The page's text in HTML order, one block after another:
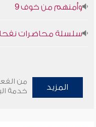
وأمنهم من خوف 9
سلسلة محاضرات نفحات
المزيد
من
خدمة